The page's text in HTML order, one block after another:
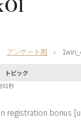
アンケート用 ›
トピック
01秒
registration bonus